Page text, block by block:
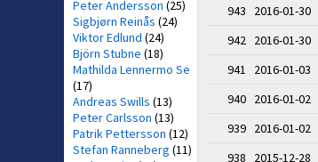
Peter Andersson (25)
Sigbjørn Reinås (24)
Viktor Edlund (24)
Björn Stubne (18)
Mathilda Lennermo Se
(17)
Andreas Swills (13)
Peter Carlsson (13)
Patrik Pettersson (12)
Stefan Ranneberg (11)
943 2016-01-30
942 2016-01-30
941 2016-01-03
940 2016-01-02
939 2016-01-02
938 2015-12-28